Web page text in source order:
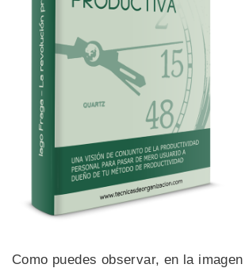
Como puedes observar, en la